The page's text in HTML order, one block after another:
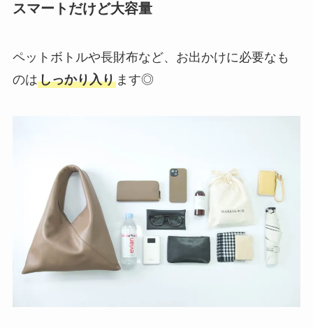
スマートだけど大容量
ペットボトルや長財布など、お出かけに必要なも
のはしっかり入ります◎